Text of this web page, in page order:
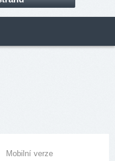
Mobilní verze